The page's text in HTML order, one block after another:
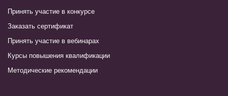
Принять участие в конкурсе
Заказать сертификат
Принять участие в вебинарах
Курсы повышения квалификации
Методические рекомендации